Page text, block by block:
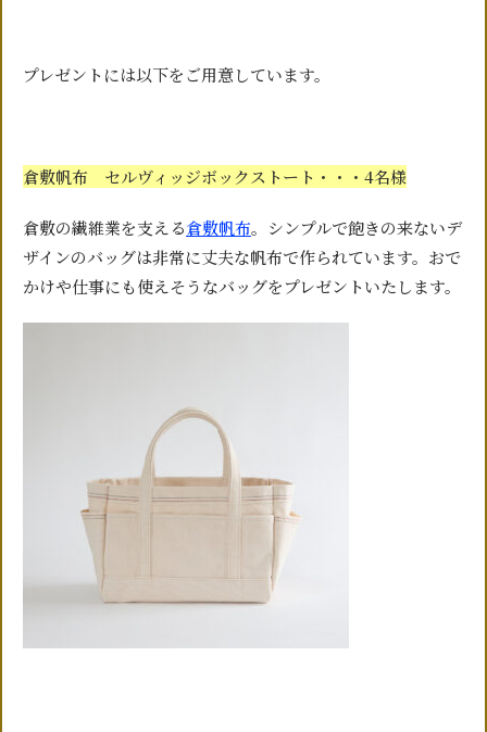
プレゼントには以下をご用意しています。
倉敷帆布 セルヴィッジボックストート・・・4名様
倉敷の繊維業を支える倉敷帆布。シンプルで飽きの来ないデ
ザインのバッグは非常に丈夫な帆布で作られています。おで
かけや仕事にも使えそうなバッグをプレゼントいたします。